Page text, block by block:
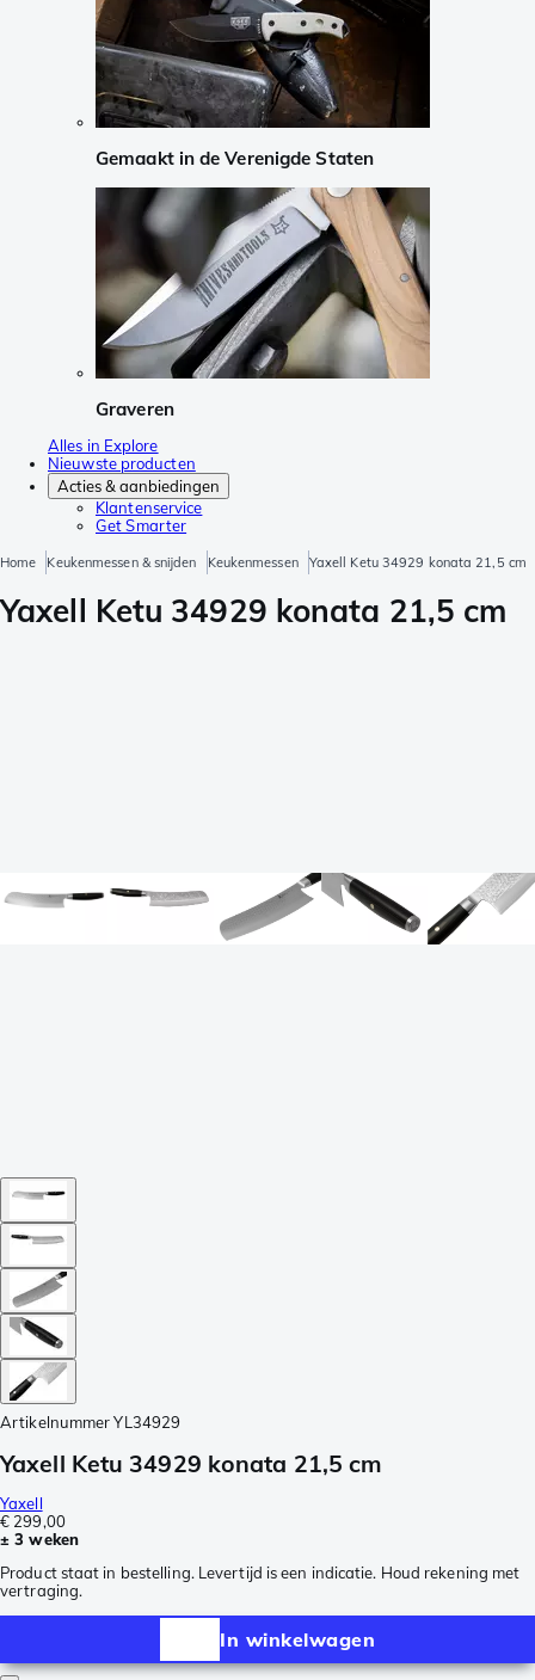
Gemaakt in de Verenigde Staten
Graveren
Alles in Explore
Nieuwste producten
Acties & aanbiedingen
Klantenservice
Get Smarter
Home Keukenmessen & snijden Keukenmessen Yaxell Ketu 34929 konata 21,5 cm
Yaxell Ketu 34929 konata 21,5 cm
Artikelnummer YL34929
Yaxell Ketu 34929 konata 21,5 cm
Yaxell
€ 299,00
± 3 weken
Product staat in bestelling. Levertijd is een indicatie. Houd rekening met
vertraging.
In winkelwagen